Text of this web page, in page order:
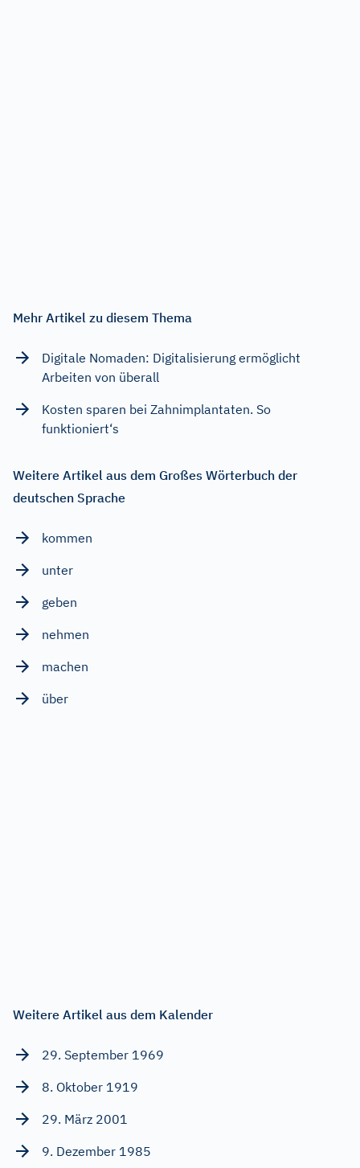
Mehr Artikel zu diesem Thema
Digitale Nomaden: Digitalisierung ermöglicht
Arbeiten von überall
Kosten sparen bei Zahnimplantaten. So
funktioniert‘s
Weitere Artikel aus dem Großes Wörterbuch der
deutschen Sprache
kommen
unter
geben
nehmen
machen
über
Weitere Artikel aus dem Kalender
29. September 1969
8. Oktober 1919
29. März 2001
9. Dezember 1985